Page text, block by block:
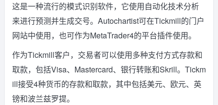
这是一种流行的模式识别软件，它使用自动化技术分析
来进行预测并生成交号。Autochartist可在Tickmill的门户
网站中使用，也可作为MetaTrader4的平台插件使用。
作为Tickmill客户，交易者可以使用多种支付方式存款和
取款，包括Visa、Mastercard、银行转账和Skrill。Tickm
ill接受4种货币的存款和取款，其中包括美元、欧元、英
镑和波兰兹罗提。